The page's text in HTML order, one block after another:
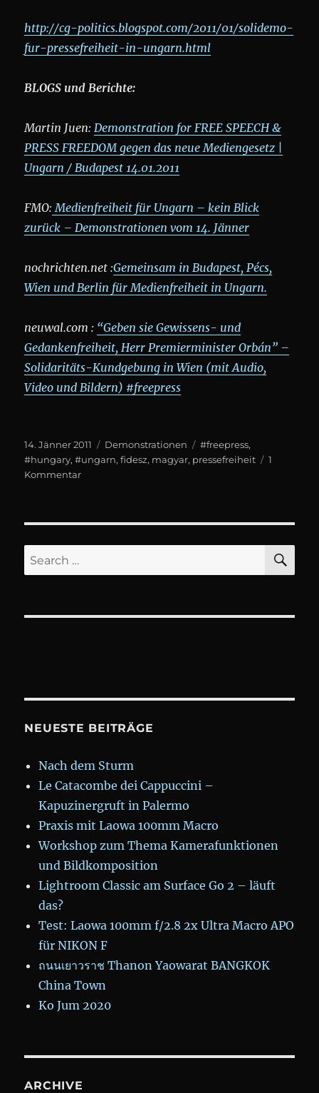
http://cg-politics.blogspot.com/2011/01/solidemo-
fur-pressefreiheit-in-ungarn.html
BLOGS und Berichte:
Martin Juen:Demonstration for FREE SPEECH &
PRESS FREEDOM gegen das neue Mediengesetz |
Ungarn / Budapest 14.01.2011
FMO: Medienfreiheit für Ungarn – kein Blick
zurück – Demonstrationen vom 14. Jänner
nochrichten.net :Gemeinsam in Budapest, Pécs,
Wien und Berlin für Medienfreiheit in Ungarn.
neuwal.com : “Geben sie Gewissens- und
Gedankenfreiheit, Herr Premierminister Orbán” –
Solidaritäts-Kundgebung in Wien (mit Audio,
Video und Bildern) #freepress
Posted
on
14. Jänner 2011 Categories
Demonstrationen Tags
#freepress,
#hungary,#ungarn,fidesz, magyar, pressefreiheit
1
Kommentarzu
Meinungsfreiheit
Ungarn
Search
for:
NEUESTE BEITRÄGE
Nach dem Sturm
Le Catacombe dei Cappuccini –
Kapuzinergruft in Palermo
Praxis mit Laowa 100mm Macro
Workshop zum Thema Kamerafunktionen
und Bildkomposition
Lightroom Classic am Surface Go 2 – läuft
das?
Test: Laowa 100mm f/2.8 2x Ultra Macro APO
für NIKON F
ถนนเยาวราช Thanon Yaowarat BANGKOK
China Town
Ko Jum 2020
ARCHIVE